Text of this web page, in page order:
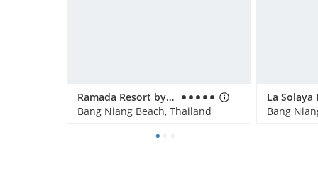
Ramada Resort by Wyndham Khao Lak
Bang Niang Beach, Thailand
La Solaya
Bang